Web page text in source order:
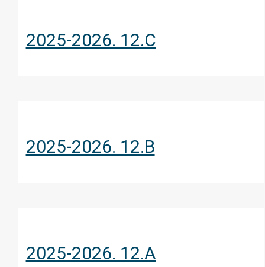
2025-2026. 12.C
2025-2026. 12.B
2025-2026. 12.A